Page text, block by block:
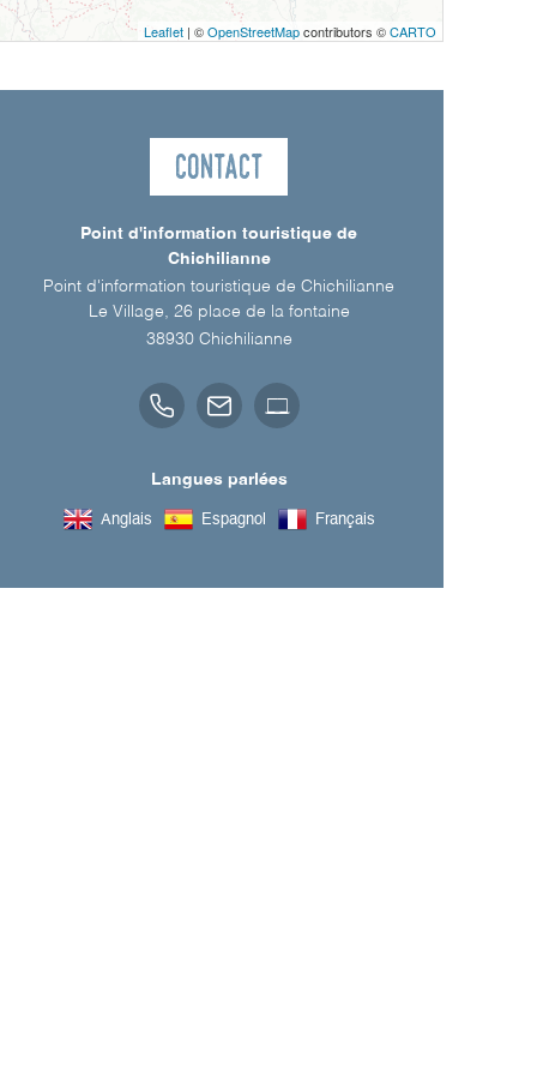
Leaflet | ©OpenStreetMapcontributors ©CARTO
Contact
Point d'information touristique de
Chichilianne
Point d'information touristique de Chichilianne
Le Village, 26 place de la fontaine
38930 Chichilianne
Langues parlées
Anglais Espagnol Français